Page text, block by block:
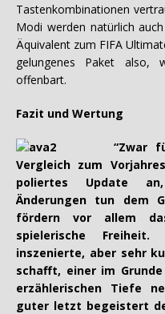
Tastenkombinationen
Modi werden natürlich
Äquivalent zum FIFA
gelungenes Paket also,
offenbart.
Fazit und Wertung
“Zwar
Vergleich zum
poliertes Update
Änderungen tun dem
fördern vor allem
spielerische
inszenierte, aber sehr
schafft, einer im
erzählerischen Tiefe
guter letzt begeistert